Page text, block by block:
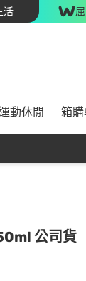
活
動休閒 箱
公司貨